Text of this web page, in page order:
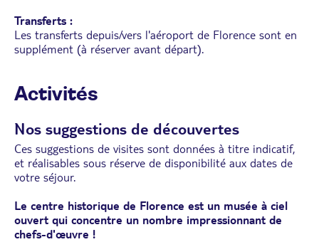
Transferts :
Les transferts depuis/vers l'aéroport de Florence sont en
supplément (à réserver avant départ).
Activités
Nos suggestions de découvertes
Ces suggestions de visites sont données à titre indicatif,
et réalisables sous réserve de disponibilité aux dates de
votre séjour.
Le centre historique de Florence est un musée à ciel
ouvert qui concentre un nombre impressionnant de
chefs-d'œuvre !